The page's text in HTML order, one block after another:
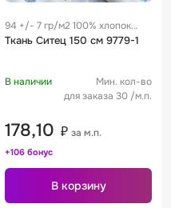
94 +/- 7 гр/м2 100% хлопок
0.28 м
Ткань Ситец 150 см 9779-1
В наличии
Мин. кол-во
для заказа 30 /м.п.
178,10 ₽ за м.п.
+106 бонус
В корзину